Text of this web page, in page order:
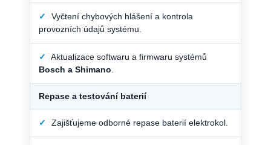
✓
Vyčtení chybových hlášení a kontrola
provozních údajů systému.
✓
Aktualizace softwaru a firmwaru systémů
Bosch a Shimano.
Repase a testování baterií
✓ Zajišťujeme odborné repase baterií elektrokol.